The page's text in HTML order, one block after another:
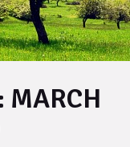
MARCH